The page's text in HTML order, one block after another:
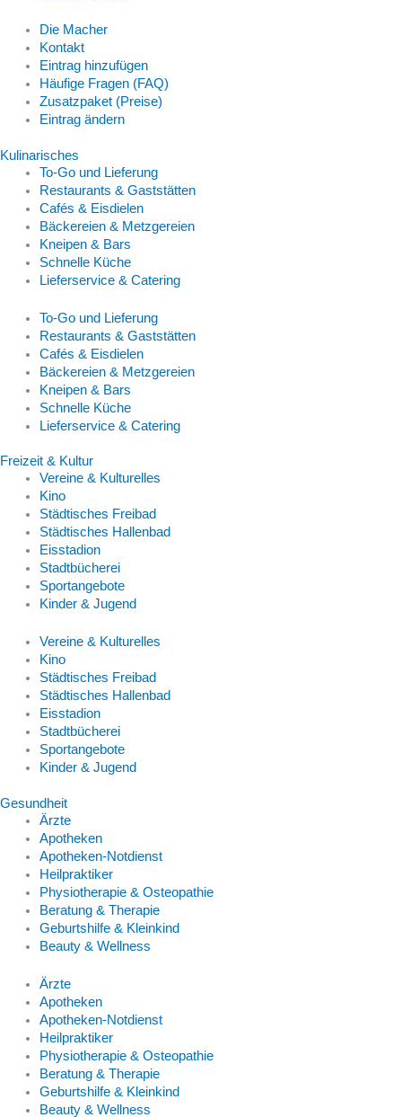
Die Macher
Kontakt
Eintrag hinzufügen
Häufige Fragen (FAQ)
Zusatzpaket (Preise)
Eintrag ändern
Kulinarisches
To-Go und Lieferung
Restaurants & Gaststätten
Cafés & Eisdielen
Bäckereien & Metzgereien
Kneipen & Bars
Schnelle Küche
Lieferservice & Catering
To-Go und Lieferung
Restaurants & Gaststätten
Cafés & Eisdielen
Bäckereien & Metzgereien
Kneipen & Bars
Schnelle Küche
Lieferservice & Catering
Freizeit & Kultur
Vereine & Kulturelles
Kino
Städtisches Freibad
Städtisches Hallenbad
Eisstadion
Stadtbücherei
Sportangebote
Kinder & Jugend
Vereine & Kulturelles
Kino
Städtisches Freibad
Städtisches Hallenbad
Eisstadion
Stadtbücherei
Sportangebote
Kinder & Jugend
Gesundheit
Ärzte
Apotheken
Apotheken-Notdienst
Heilpraktiker
Physiotherapie & Osteopathie
Beratung & Therapie
Geburtshilfe & Kleinkind
Beauty & Wellness
Ärzte
Apotheken
Apotheken-Notdienst
Heilpraktiker
Physiotherapie & Osteopathie
Beratung & Therapie
Geburtshilfe & Kleinkind
Beauty & Wellness